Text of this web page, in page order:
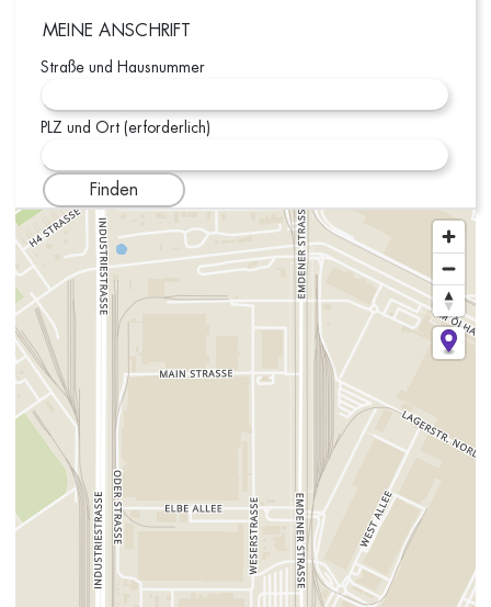
MEINE ANSCHRIFT
Straße und Hausnummer
PLZ und Ort (erforderlich)
Finden